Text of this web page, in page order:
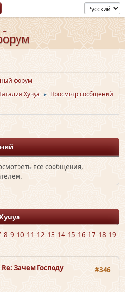
-
форум
Хучуа ► Просмотр сообщений
все сообщения,
8 9 10 11 12 13 14 15 16 17 18 19
#346
Re: Зачем Господу